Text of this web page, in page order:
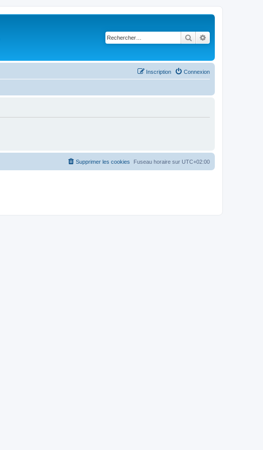
Rechercher
Connexion
Inscription
Fuseau horaire sur UTC+02:00
Supprimer les cookies